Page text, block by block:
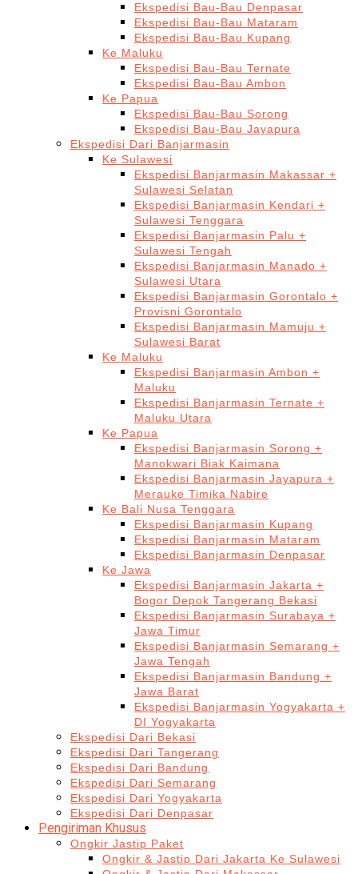
Ekspedisi Bau-Bau Denpasar
Ekspedisi Bau-Bau Mataram
Ekspedisi Bau-Bau Kupang
Ke Maluku
Ekspedisi Bau-Bau Ternate
Ekspedisi Bau-Bau Ambon
Ke Papua
Ekspedisi Bau-Bau Sorong
Ekspedisi Bau-Bau Jayapura
Ekspedisi Dari Banjarmasin
Ke Sulawesi
Ekspedisi Banjarmasin Makassar +
Sulawesi Selatan
Ekspedisi Banjarmasin Kendari +
Sulawesi Tenggara
Ekspedisi Banjarmasin Palu +
Sulawesi Tengah
Ekspedisi Banjarmasin Manado +
Sulawesi Utara
Ekspedisi Banjarmasin Gorontalo +
Provisni Gorontalo
Ekspedisi Banjarmasin Mamuju +
Sulawesi Barat
Ke Maluku
Ekspedisi Banjarmasin Ambon +
Maluku
Ekspedisi Banjarmasin Ternate +
Maluku Utara
Ke Papua
Ekspedisi Banjarmasin Sorong +
Manokwari Biak Kaimana
Ekspedisi Banjarmasin Jayapura +
Merauke Timika Nabire
Ke Bali Nusa Tenggara
Ekspedisi Banjarmasin Kupang
Ekspedisi Banjarmasin Mataram
Ekspedisi Banjarmasin Denpasar
Ke Jawa
Ekspedisi Banjarmasin Jakarta +
Bogor Depok Tangerang Bekasi
Ekspedisi Banjarmasin Surabaya +
Jawa Timur
Ekspedisi Banjarmasin Semarang +
Jawa Tengah
Ekspedisi Banjarmasin Bandung +
Jawa Barat
Ekspedisi Banjarmasin Yogyakarta +
DI Yogyakarta
Ekspedisi Dari Bekasi
Ekspedisi Dari Tangerang
Ekspedisi Dari Bandung
Ekspedisi Dari Semarang
Ekspedisi Dari Yogyakarta
Ekspedisi Dari Denpasar
Pengiriman Khusus
Ongkir Jastip Paket
Ongkir & Jastip Dari Jakarta Ke Sulawesi